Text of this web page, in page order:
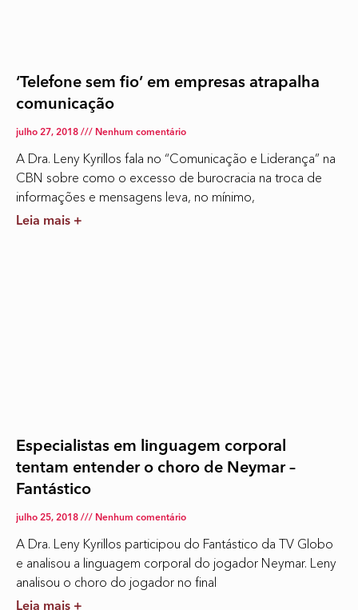
‘Telefone sem fio’ em empresas atrapalha
comunicação
julho 27, 2018 Nenhum comentário
A Dra. Leny Kyrillos fala no “Comunicação e Liderança” na
CBN sobre como o excesso de burocracia na troca de
informações e mensagens leva, no mínimo,
Leia mais +
Especialistas em linguagem corporal
tentam entender o choro de Neymar –
Fantástico
julho 25, 2018 Nenhum comentário
A Dra. Leny Kyrillos participou do Fantástico da TV Globo
e analisou a linguagem corporal do jogador Neymar. Leny
analisou o choro do jogador no final
Leia mais +